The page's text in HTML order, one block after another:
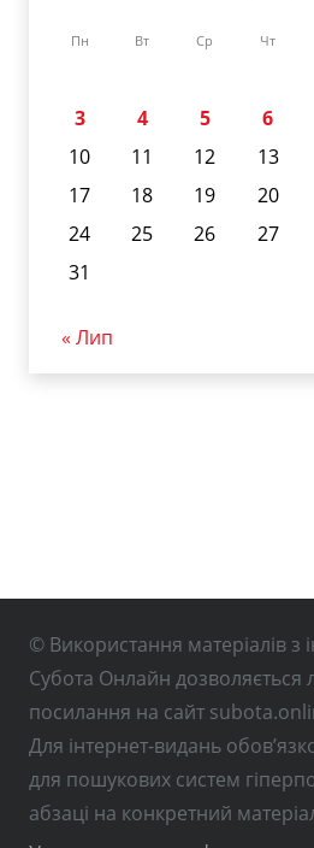
Пн Вт Ср Чт
3
4 5 6
10
11 12 13
17
18 19 20
24
25 26 27
31
« Лип
© Використання матеріалів з
Субота Онлайн
посилання на сайт
Для інтернет-видань
для пошукових систем
абзаці на конкретний